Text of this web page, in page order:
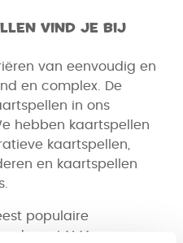
vind je bij
van eenvoudig en
en complex. De
in ons
hebben kaartspellen
kaartspellen,
en kaartspellen
populaire
en LAMA.